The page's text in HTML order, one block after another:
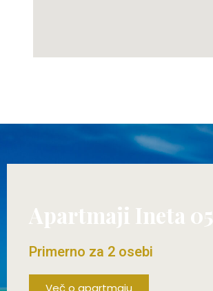
Apartmaji Ineta 05
Primerno za 2 osebi
Več o apartmaju